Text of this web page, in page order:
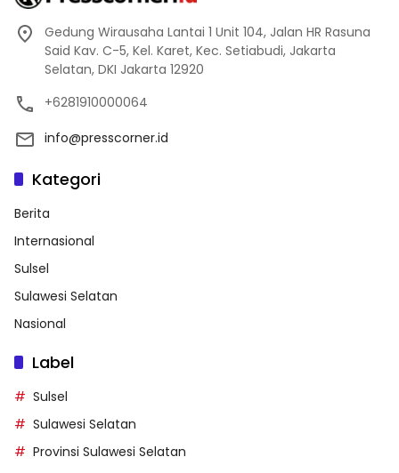
Gedung Wirausaha Lantai 1 Unit 104, Jalan HR Rasuna
Said Kav. C-5, Kel. Karet, Kec. Setiabudi, Jakarta
Selatan, DKI Jakarta 12920
+6281910000064
info@presscorner.id
Kategori
Berita
Internasional
Sulsel
Sulawesi Selatan
Nasional
Label
Sulsel
Sulawesi Selatan
Provinsi Sulawesi Selatan